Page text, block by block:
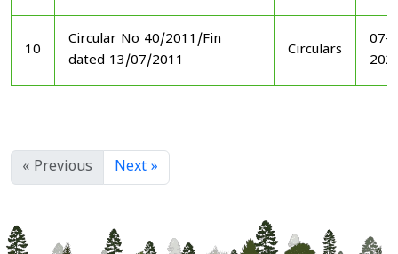
10
Circular No 40/2011/Fin
dated 13/07/2011
Circulars
07-
« Previous Next »